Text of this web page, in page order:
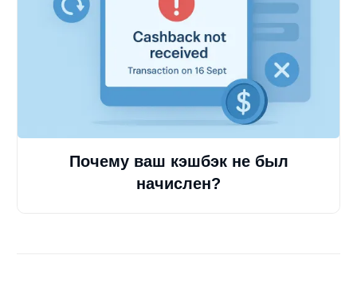
Почему ваш кэшбэк не был
начислен?